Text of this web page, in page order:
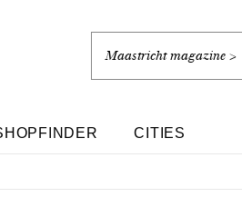
Maastricht magazine >
CITIES